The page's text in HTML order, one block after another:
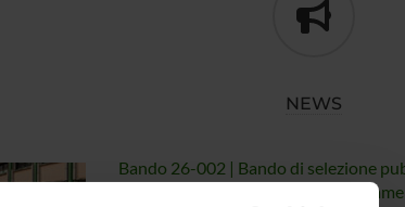
NEWS
Bando 26-002 | Bando di selezione
conferimento di incarichi di